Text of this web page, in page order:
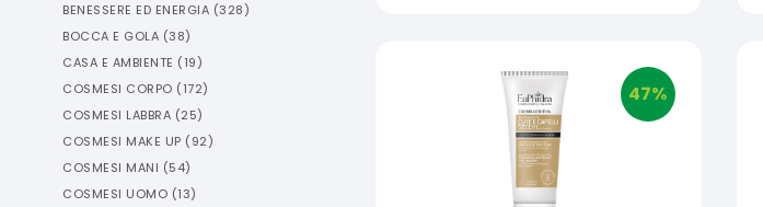
BENESSERE ED ENERGIA (328)
BOCCA E GOLA (38)
CASA E AMBIENTE (19)
COSMESI CORPO (172)
COSMESI LABBRA (25)
COSMESI MAKE UP (92)
COSMESI MANI (54)
COSMESI UOMO (13)
47%